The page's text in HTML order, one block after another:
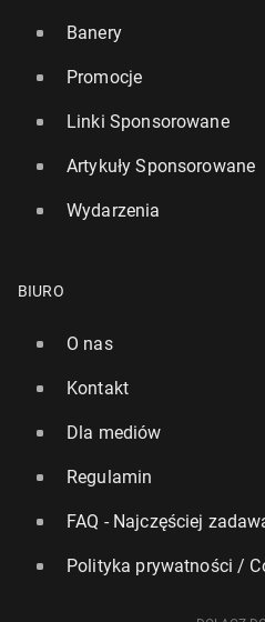
Banery
Promocje
Linki Sponsorowane
Artykuły Sponsorowane
Wydarzenia
BIURO
O nas
Kontakt
Dla mediów
Regulamin
FAQ - Najczęściej
Polityka prywatności /